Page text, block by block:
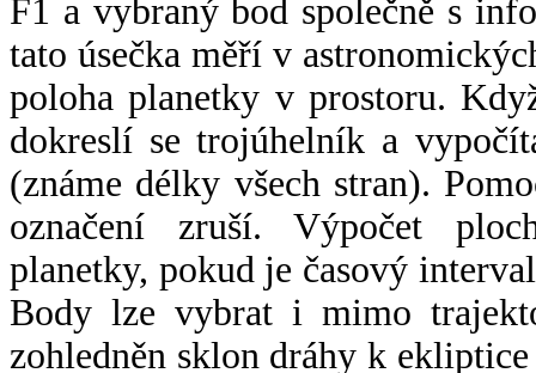
F1 a vybraný bod společně s
tato úsečka měří v
poloha planetky v prostoru.
dokreslí se trojúhelník a
(známe délky všech stran).
označení zruší. Výpočet
planetky, pokud je časový
Body lze vybrat i mimo
zohledněn sklon dráhy k